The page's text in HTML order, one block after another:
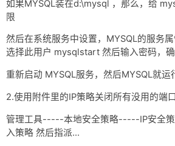
网盘
如果MYSQL装在d:\mysql ，那么，给
限
然后在系统服务中设置，MYSQL的服务属
选择此用户 mysqlstart 然后输入密码，确
重新启动 MYSQL服务，然后MYSQL就运
2.使用附件里的IP策略关闭所有没用的端口
管理工具-----本地安全策略-----IP安全
入策略 然后指派...